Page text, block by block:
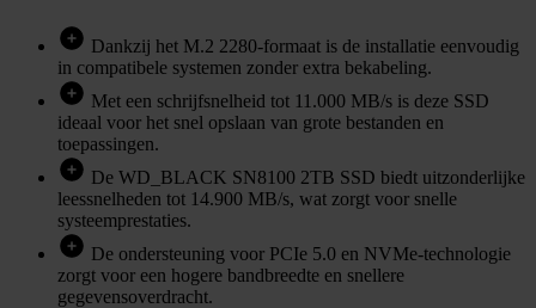
Dankzij het M.2 2280-formaat is de installatie eenvoudig
in compatibele systemen zonder extra bekabeling.
Met een schrijfsnelheid tot 11.000 MB/s is deze SSD
ideaal voor het snel opslaan van grote bestanden en
toepassingen.
De WD_BLACK SN8100 2TB SSD biedt uitzonderlijke
leessnelheden tot 14.900 MB/s, wat zorgt voor snelle
systeemprestaties.
De ondersteuning voor PCIe 5.0 en NVMe-technologie
zorgt voor een hogere bandbreedte en snellere
gegevensoverdracht.